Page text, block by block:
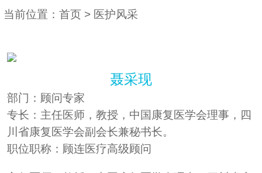
当前位置： 首页 > 医护风采
聂采现
部门：顾问专家
专长：主任医师，教授，中国康复医学会理事，四
川省康复医学会副会长兼秘书长。
职位职称：顾连医疗高级顾问